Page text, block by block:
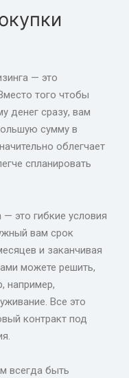
— это
того чтобы
денег сразу, вам
сумму в
облегчает
спланировать
это гибкие условия
вам срок
и заканчивая
можете решить,
например,
Все это
контракт под
всегда быть